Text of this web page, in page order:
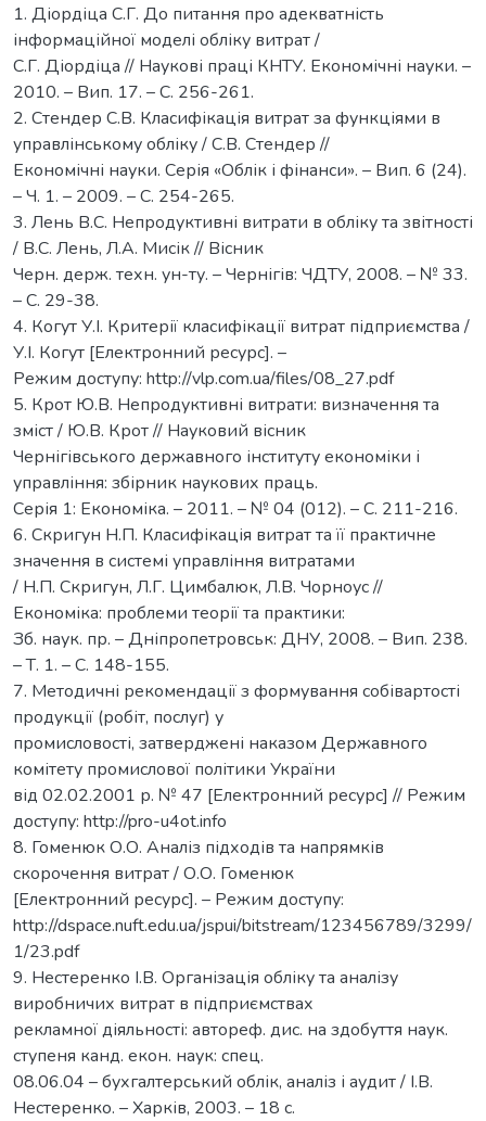
1. Діордіца С.Г. До питання про адекватність
інформаційної моделі обліку витрат /
С.Г. Діордіца // Наукові праці КНТУ. Економічні науки. –
2010. – Вип. 17. – С. 256-261.
2. Стендер С.В. Класифікація витрат за функціями в
управлінському обліку / С.В. Стендер //
Економічні науки. Серія «Облік і фінанси». – Вип. 6 (24).
– Ч. 1. – 2009. – С. 254-265.
3. Лень В.С. Непродуктивні витрати в обліку та звітності
/ В.С. Лень, Л.А. Мисік // Вісник
Черн. держ. техн. ун-ту. – Чернігів: ЧДТУ, 2008. – № 33.
– С. 29-38.
4. Когут У.І. Критерії класифікації витрат підприємства /
У.І. Когут [Електронний ресурс]. –
Режим доступу: http://vlp.com.ua/files/08_27.pdf
5. Крот Ю.В. Непродуктивні витрати: визначення та
зміст / Ю.В. Крот // Науковий вісник
Чернігівського державного інституту економіки і
управління: збірник наукових праць.
Серія 1: Економіка. – 2011. – № 04 (012). – С. 211-216.
6. Скригун Н.П. Класифікація витрат та її практичне
значення в системі управління витратами
/ Н.П. Скригун, Л.Г. Цимбалюк, Л.В. Чорноус //
Економіка: проблеми теорії та практики:
Зб. наук. пр. – Дніпропетровськ: ДНУ, 2008. – Вип. 238.
– Т. 1. – С. 148-155.
7. Методичні рекомендації з формування собівартості
продукції (робіт, послуг) у
промисловості, затверджені наказом Державного
комітету промислової політики України
від 02.02.2001 р. № 47 [Електронний ресурс] // Режим
доступу: http://pro-u4ot.info
8. Гоменюк О.О. Аналіз підходів та напрямків
скорочення витрат / О.О. Гоменюк
[Електронний ресурс]. – Режим доступу:
http://dspace.nuft.edu.ua/jspui/bitstream/123456789/3299/
1/23.pdf
9. Нестеренко І.В. Організація обліку та аналізу
виробничих витрат в підприємствах
рекламної діяльності: автореф. дис. на здобуття наук.
ступеня канд. екон. наук: спец.
08.06.04 – бухгалтерський облік, аналіз і аудит / І.В.
Нестеренко. – Харків, 2003. – 18 с.